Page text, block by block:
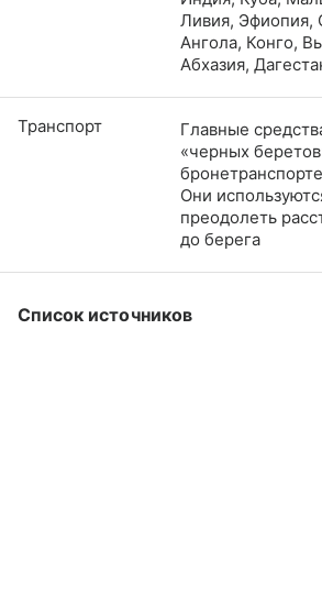
Ливия, Эфиопия,
Ангола, Конго,
Абхазия,
Транспорт
Главные
«черных
Они
преодолеть
до берега
Список источников